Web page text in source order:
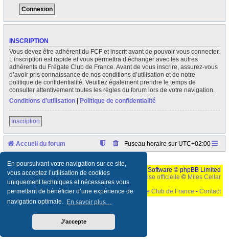
En poursuivant votre navigation sur ce site,
vous acceptez l’utilisation de cookies
uniquement techniques et nécessaires vous
permettant de bénéficier d’une expérience de
navigation optimale. En savoir plus…
J’accepte
INSCRIPTION
Vous devez être adhérent du FCF et inscrit avant de pouvoir vous connecter.
L’inscription est rapide et vous permettra d’échanger avec les autres
adhérents du Frégate Club de France. Avant de vous inscrire, assurez-vous
d’avoir pris connaissance de nos conditions d’utilisation et de notre
politique de confidentialité. Veuillez également prendre le temps de
consulter attentivement toutes les règles du forum lors de votre navigation.
Conditions d’utilisation
Politique de confidentialité
Inscription
Accueil du forum Fuseau horaire sur UTC+02:00
Développé parphpBB
® Forum Software © phpBB Limited
Traduction française officielle © Miles Cellar
©Le Frégate Club de France - Contact
Ceci est un texte de remplissage qui n'a pour but que forcer l'elargissement de la div page...
parametres d'affichage pas defaut de votre navigateur" faut bien trouver des paliatifs !